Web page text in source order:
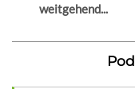
weitgehend...